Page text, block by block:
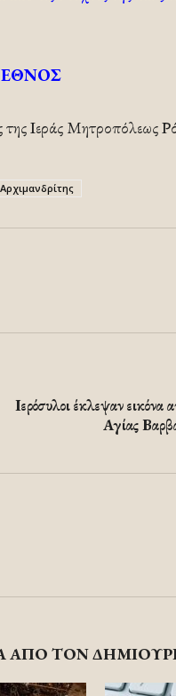
της Ιεράς Μητροπόλεως
Αρχιμανδρίτης
Ιερόσυλοι έκλεψαν
Αγίας
ΑΠΟ ΤΟΝ